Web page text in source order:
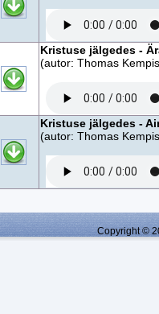
Kristuse jälgedes -
(autor: Thomas
Kristuse jälgedes -
(autor: Thomas
Copyright ©